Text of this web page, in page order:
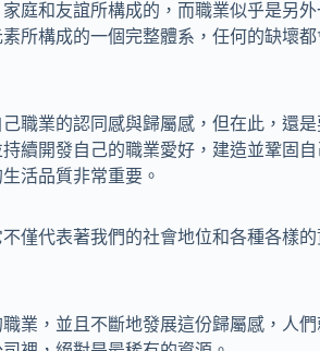
庭和友誼所構成的，而職業似乎是另
所構成的一個完整體系，任何的缺壞
職業的認同感與歸屬感，但在此，還是
續開發自己的職業愛好，建造並鞏固
活品質非常重要。
僅代表著我們的社會地位和各種各樣
業，並且不斷地發展這份歸屬感，人